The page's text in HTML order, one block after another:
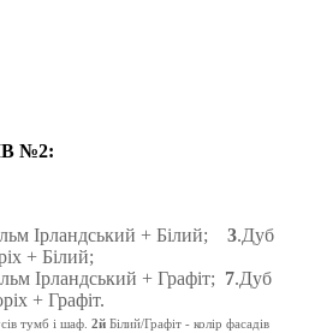
№2:
Ірландський + Білий; 3.Дуб
+ Білий;
Ірландський + Графіт; 7.Дуб
+ Графіт.
тумб і шаф. 2й Білий/Графіт - колір фасадів